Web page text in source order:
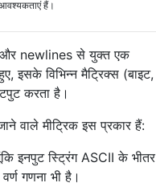
हैं।
और newlines से युक्त एक
इसके विभिन्न मैट्रिक्स (बाइट,
करता है।
वाले मीट्रिक इस प्रकार हैं:
इनपुट स्ट्रिंग ASCII के भीतर
गणना भी है।